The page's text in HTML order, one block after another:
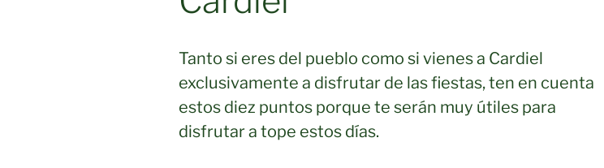
Tanto si eres del pueblo como si vienes a Cardiel
exclusivamente a disfrutar de las fiestas, ten en cuenta
estos diez puntos porque te serán muy útiles para
disfrutar a tope estos días.